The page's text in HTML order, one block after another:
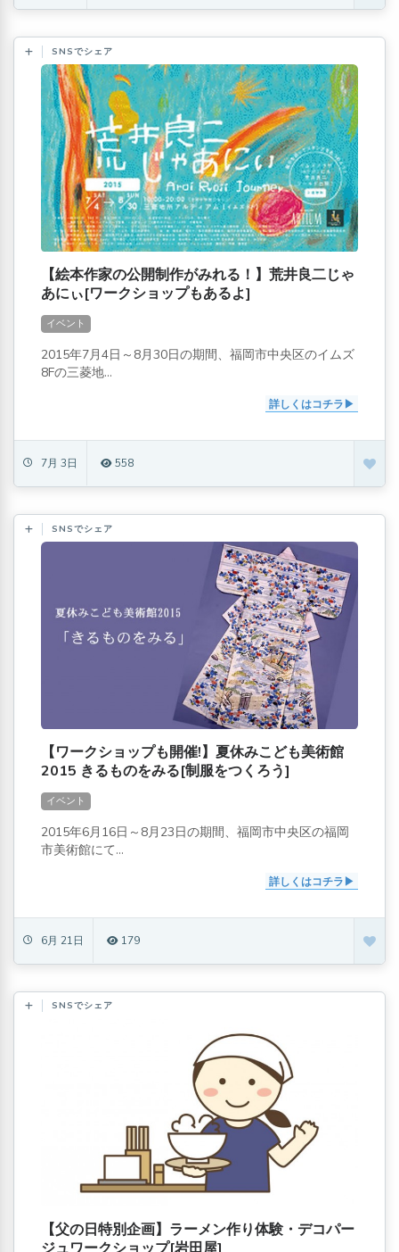
SNSでシェア
【絵本作家の公開制作がみれる！】荒井良二じゃ
あにぃ[ワークショップもあるよ]
イベント
2015年7月4日～8月30日の期間、福岡市中央区のイムズ
8Fの三菱地...
詳しくはコチラ
7月 3日 558
SNSでシェア
【ワークショップも開催!】夏休みこども美術館
2015 きるものをみる[制服をつくろう]
イベント
2015年6月16日～8月23日の期間、福岡市中央区の福岡
市美術館にて...
詳しくはコチラ
6月 21日 179
SNSでシェア
【父の日特別企画】ラーメン作り体験・デコパー
ジュワークショップ[岩田屋]